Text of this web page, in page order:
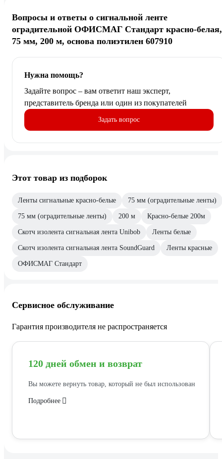
Вопросы и ответы о сигнальной ленте
оградительной ОФИСМАГ Стандарт красно-белая,
75 мм, 200 м, основа полиэтилен 607910
Нужна помощь?
Задайте вопрос – вам ответит наш эксперт,
представитель бренда или один из покупателей
Задать вопрос
Этот товар из подборок
Ленты сигнальные красно-белые 75 мм (оградительные ленты)
75 мм (оградительные ленты) 200 м Красно-белые 200м
Скотч изолента сигнальная лента Unibob Ленты белые
Скотч изолента сигнальная лента SoundGuard Ленты красные
ОФИСМАГ Стандарт
Сервисное обслуживание
Гарантия производителя не распространяется
120 дней обмен и возврат
Вы можете вернуть товар, который не был использован
Подробнее